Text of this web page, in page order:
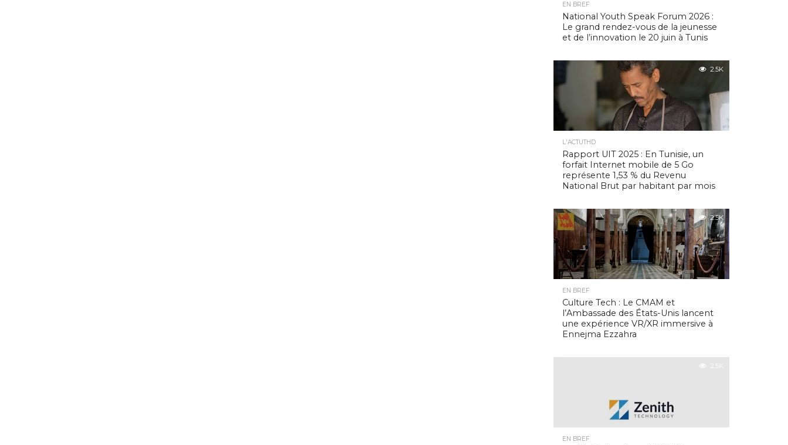
EN BREF
National Youth Speak Forum 2026 :
Le grand rendez-vous de la jeunesse
et de l’innovation le 20 juin à Tunis
2.5K
L'ACTUTHD
Rapport UIT 2025 : En Tunisie, un
forfait Internet mobile de 5 Go
représente 1,53 % du Revenu
National Brut par habitant par mois
2.5K
EN BREF
Culture Tech : Le CMAM et
l’Ambassade des États-Unis lancent
une expérience VR/XR immersive à
Ennejma Ezzahra
2.5K
EN BREF